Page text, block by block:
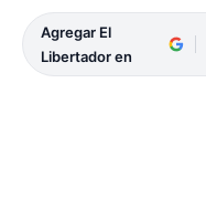
Agregar El
Libertador en